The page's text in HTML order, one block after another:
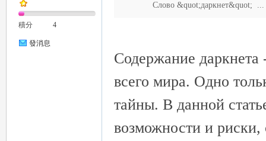
積分 4
發消息
Слово &quot;даркнет&quot; ...
Содержание даркнета
всего мира. Одно
тайны. В данной
возможности и риски,